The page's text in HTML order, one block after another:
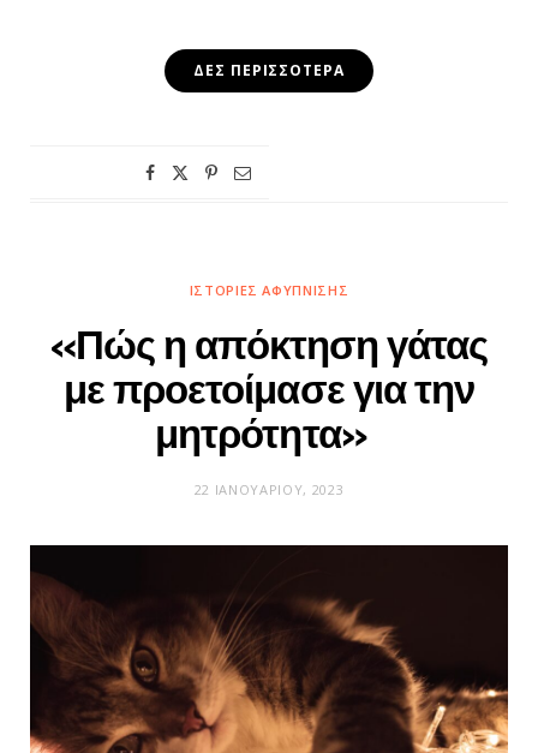
ΔΕΣ ΠΕΡΙΣΣΌΤΕΡΑ
ΙΣΤΟΡΊΕΣ ΑΦΎΠΝΙΣΗΣ
«Πώς η απόκτηση γάτας
με προετοίμασε για την
μητρότητα»
22 ΙΑΝΟΥΑΡΊΟΥ, 2023